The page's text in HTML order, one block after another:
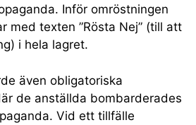
Inför omröstningen
med texten ”Rösta Nej” (till att
i hela lagret.
även obligatoriska
de anställda bombarderades
Vid ett tillfälle